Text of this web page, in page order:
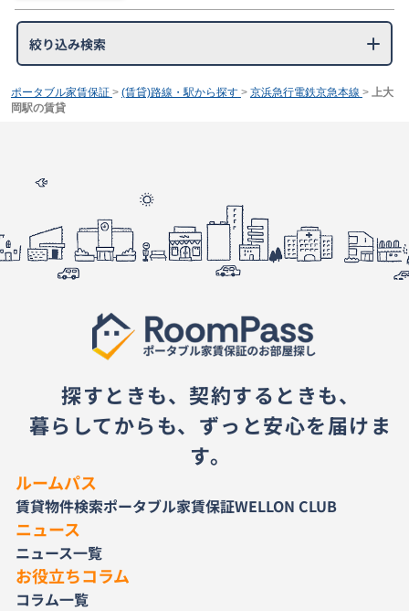
絞り込み検索
ポータブル家賃保証 > (賃貸)路線・駅から探す > 京浜急行電鉄京急本線 > 上大
岡駅の賃貸
探すときも、契約するときも、
暮らしてからも、ずっと安心を届けま
す。
ルームパス
賃貸物件検索ポータブル家賃保証WELLON CLUB
ニュース
ニュース一覧
お役立ちコラム
コラム一覧